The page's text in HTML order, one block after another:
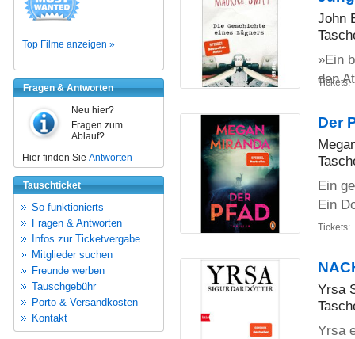
Top Filme anzeigen »
Fragen & Antworten
Neu hier?
Fragen zum
Ablauf?
Hier finden Sie Antworten
Tauschticket
So funktionierts
Fragen & Antworten
Infos zur Ticketvergabe
Mitglieder suchen
Freunde werben
Tauschgebühr
Porto & Versandkosten
Kontakt
John
»Ein
den
Tickets:
Der
Ein
Ein
Tickets:
Yrsa
Yrsa